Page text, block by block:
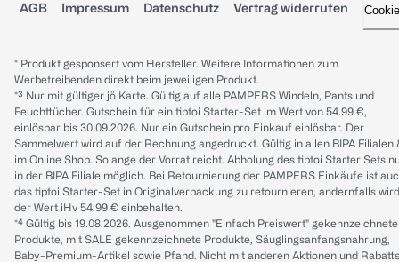
AGB Impressum Datenschutz Vertrag widerrufen
* Produkt gesponsert vom Hersteller. Weitere Informationen zum
Werbetreibenden direkt beim jeweiligen Produkt.
*³ Nur mit gültiger jö Karte. Gültig auf alle PAMPERS Windeln, Pants und
Feuchttücher. Gutschein für ein tiptoi Starter-Set im Wert von 54.99 €,
einlösbar bis 30.09.2026. Nur ein Gutschein pro Einkauf einlösbar. Der
Sammelwert wird auf der Rechnung angedruckt. Gültig in allen BIPA Filialen
im Online Shop. Solange der Vorrat reicht. Abholung des tiptoi Starter Sets
in der BIPA Filiale möglich. Bei Retournierung der PAMPERS Einkäufe ist
das tiptoi Starter-Set in Originalverpackung zu retournieren, andernfalls wird
der Wert iHv 54.99 € einbehalten.
*⁴ Gültig bis 19.08.2026. Ausgenommen "Einfach Preiswert" gekennzeichnete
Produkte, mit SALE gekennzeichnete Produkte, Säuglingsanfangsnahrung,
Baby-Premium-Artikel sowie Pfand. Nicht mit anderen Aktionen und